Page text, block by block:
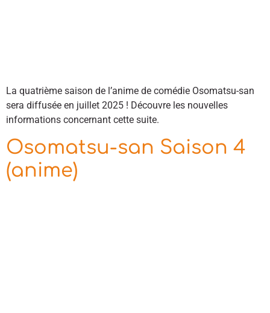
La quatrième saison de l’anime de comédie Osomatsu-san
sera diffusée en juillet 2025 ! Découvre les nouvelles
informations concernant cette suite.
Osomatsu-san Saison 4
(anime)